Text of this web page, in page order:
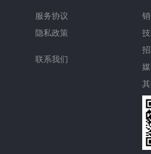
服务协议
隐私政策
联系我们